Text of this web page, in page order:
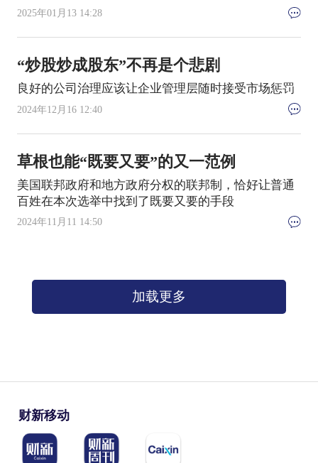
2025年01月13 14:28
“炒股炒成股东”不再是个悲剧
良好的公司治理应该让企业管理层随时接受市场惩罚
2024年12月16 12:40
草根也能“既要又要”的又一范例
美国联邦政府和地方政府分权的联邦制，恰好让普通
百姓在本次选举中找到了既要又要的手段
2024年11月11 14:50
加载更多
财新移动